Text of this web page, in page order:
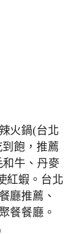
火鍋(台北
飽，推薦
牛、丹麥
紅蝦。台北
廳推薦、
餐餐廳。
1